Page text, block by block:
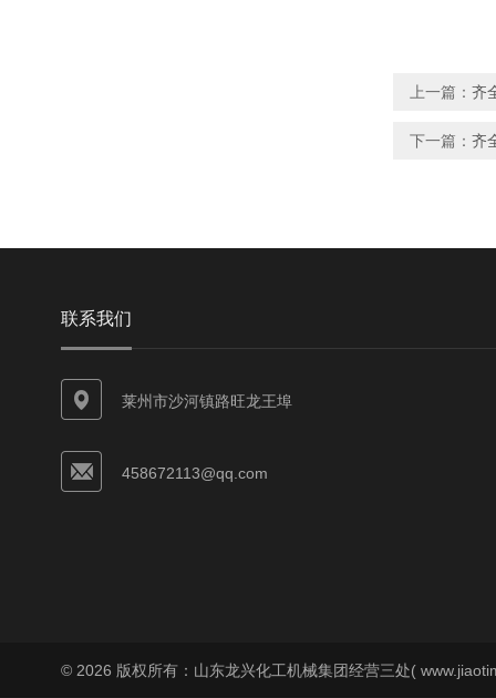
上一篇： 齐
下一篇： 齐
联系我们
莱州市沙河镇路旺龙王埠
458672113@qq.com
© 2026 版权所有：山东龙兴化工机械集团经营三处(